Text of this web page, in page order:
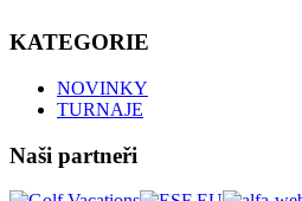
KATEGORIE
NOVINKY
TURNAJE
Naši partneři